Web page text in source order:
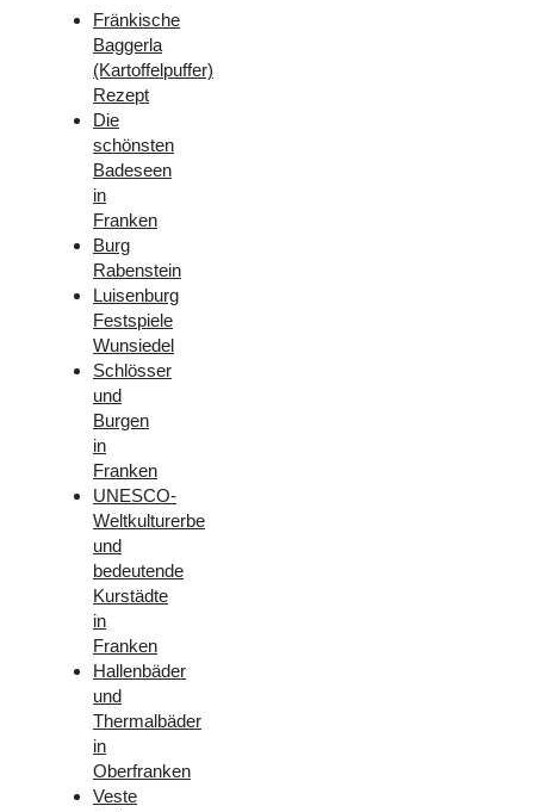
Fränkische
Baggerla
(Kartoffelpuffer)
Rezept
Die
schönsten
Badeseen
in
Franken
Burg
Rabenstein
Luisenburg
Festspiele
Wunsiedel
Schlösser
und
Burgen
in
Franken
UNESCO-
Weltkulturerbe
und
bedeutende
Kurstädte
in
Franken
Hallenbäder
und
Thermalbäder
in
Oberfranken
Veste